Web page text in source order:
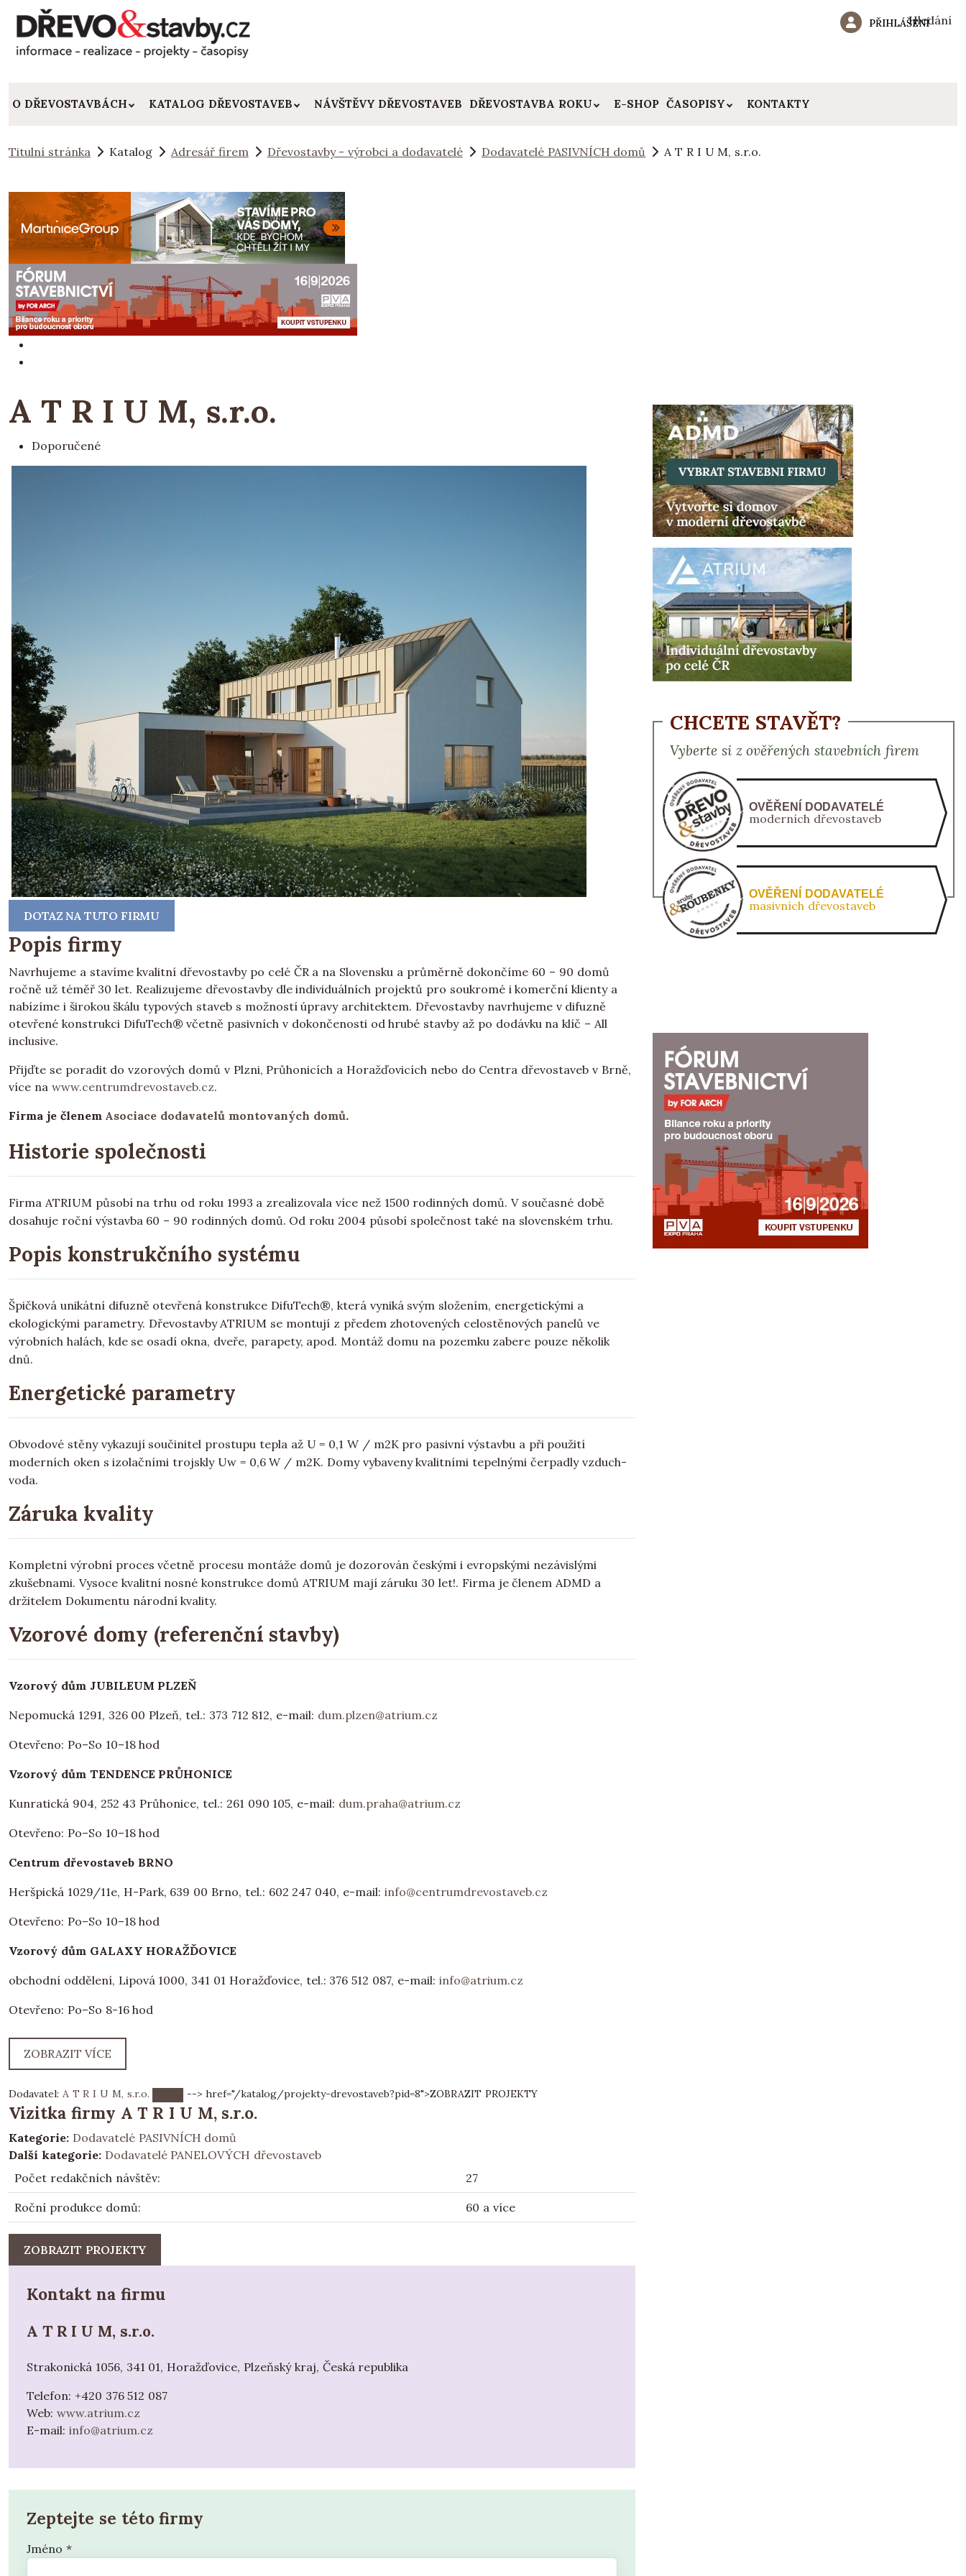
Hledání
PŘIHLÁŠENÍ
O DŘEVOSTAVBÁCH KATALOG DŘEVOSTAVEB NÁVŠTĚVY DŘEVOSTAVEB DŘEVOSTAVBA ROKU E-SHOP ČASOPISY KONTAKTY
Titulní stránka Katalog Adresář firem Dřevostavby - výrobci a dodavatelé Dodavatelé PASIVNÍCH domů A T R I U M, s.r.o.
A T R I U M, s.r.o.
Doporučené
DOTAZ NA TUTO FIRMU
Popis firmy
Navrhujeme a stavíme kvalitní dřevostavby po celé ČR a na Slovensku a průměrně dokončíme 60 – 90 domů
ročně už téměř 30 let. Realizujeme dřevostavby dle individuálních projektů pro soukromé i komerční klienty a
nabízíme i širokou škálu typových staveb s možností úpravy architektem. Dřevostavby navrhujeme v difuzně
otevřené konstrukci DifuTech® včetně pasivních v dokončenosti od hrubé stavby až po dodávku na klíč – All
inclusive.
Přijďte se poradit do vzorových domů v Plzni, Průhonicích a Horažďovicích nebo do Centra dřevostaveb v Brně,
více na www.centrumdrevostaveb.cz.
Firma je členem Asociace dodavatelů montovaných domů.
Historie společnosti
Firma ATRIUM působí na trhu od roku 1993 a zrealizovala více než 1500 rodinných domů. V současné době
dosahuje roční výstavba 60 – 90 rodinných domů. Od roku 2004 působí společnost také na slovenském trhu.
Popis konstrukčního systému
Špičková unikátní difuzně otevřená konstrukce DifuTech®, která vyniká svým složením, energetickými a
ekologickými parametry. Dřevostavby ATRIUM se montují z předem zhotovených celostěnových panelů ve
výrobních halách, kde se osadí okna, dveře, parapety, apod. Montáž domu na pozemku zabere pouze několik
dnů.
Energetické parametry
Obvodové stěny vykazují součinitel prostupu tepla až U = 0,1 W / m2K pro pasivní výstavbu a při použití
moderních oken s izolačními trojskly Uw = 0,6 W / m2K. Domy vybaveny kvalitními tepelnými čerpadly vzduch-
voda.
Záruka kvality
Kompletní výrobní proces včetně procesu montáže domů je dozorován českými i evropskými nezávislými
zkušebnami. Vysoce kvalitní nosné konstrukce domů ATRIUM mají záruku 30 let!. Firma je členem ADMD a
držitelem Dokumentu národní kvality.
Vzorové domy (referenční stavby)
Vzorový dům JUBILEUM PLZEŇ
Nepomucká 1291, 326 00 Plzeň, tel.: 373 712 812, e-mail: dum.plzen@atrium.cz
Otevřeno: Po–So 10–18 hod
Vzorový dům TENDENCE PRŮHONICE
Kunratická 904, 252 43 Průhonice, tel.: 261 090 105, e-mail: dum.praha@atrium.cz
Otevřeno: Po–So 10–18 hod
Centrum dřevostaveb BRNO
Heršpická 1029/11e, H-Park, 639 00 Brno, tel.: 602 247 040, e-mail: info@centrumdrevostaveb.cz
Otevřeno: Po–So 10–18 hod
Vzorový dům GALAXY HORAŽĎOVICE
obchodní oddělení, Lipová 1000, 341 01 Horažďovice, tel.: 376 512 087, e-mail: info@atrium.cz
Otevřeno: Po–So 8-16 hod
ZOBRAZIT VÍCE
Dodavatel: A T R I U M, s.r.o. --> href="/katalog/projekty-drevostaveb?pid=8">ZOBRAZIT PROJEKTY
Vizitka firmy A T R I U M, s.r.o.
Kategorie: Dodavatelé PASIVNÍCH domů
Další kategorie: Dodavatelé PANELOVÝCH dřevostaveb
Počet redakčních návštěv: 27
Roční produkce domů: 60 a více
ZOBRAZIT PROJEKTY
Kontakt na firmu
A T R I U M, s.r.o.
Strakonická 1056, 341 01, Horažďovice, Plzeňský kraj, Česká republika
Telefon: +420 376 512 087
Web: www.atrium.cz
E-mail: info@atrium.cz
Zeptejte se této firmy
Jméno *
CHCETE STAVĚT?
Vyberte si z ověřených stavebních firem
OVĚŘENÍ DODAVATELÉ
moderních dřevostaveb
OVĚŘENÍ DODAVATELÉ
masivních dřevostaveb